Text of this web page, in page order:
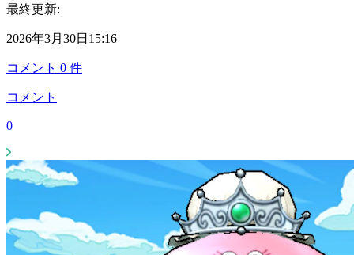
最終更新:
2026年3月30日15:16
コメント 0 件
コメント
0